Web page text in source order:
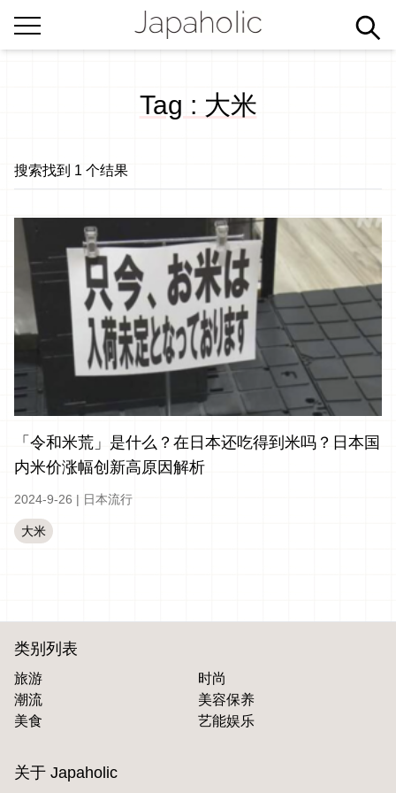
Tag : 大米
搜索找到 1 个结果
「令和米荒」是什么？在日本还吃得到米吗？日本国
内米价涨幅创新高原因解析
2024-9-26 | 日本流行
大米
类别列表
旅游
时尚
潮流
美容保养
美食
艺能娱乐
关于 Japaholic